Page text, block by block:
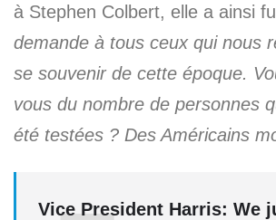
à Stephen Colbert, elle a ainsi
demande à tous ceux qui nous
se souvenir de cette époque.
vous du nombre de personnes
été testées ? Des Américains
Vice President Harris: We